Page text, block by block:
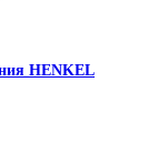
HENKEL